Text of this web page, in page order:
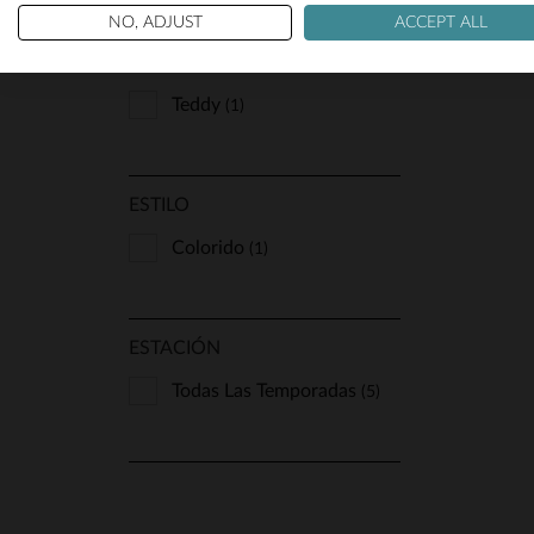
Teddy (1)
ESTILO
Colorido (1)
ESTACIÓN
Todas Las Temporadas (5)
NO, ADJUST ACCEPT ALL